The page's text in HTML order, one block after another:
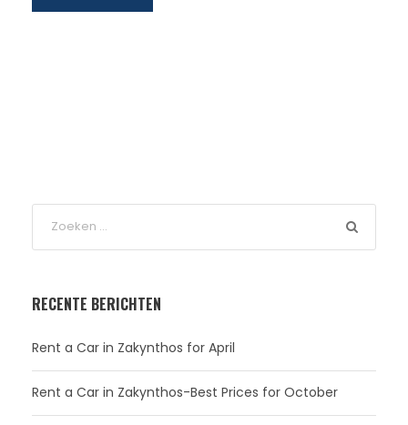
RECENTE BERICHTEN
Rent a Car in Zakynthos for April
Rent a Car in Zakynthos-Best Prices for October